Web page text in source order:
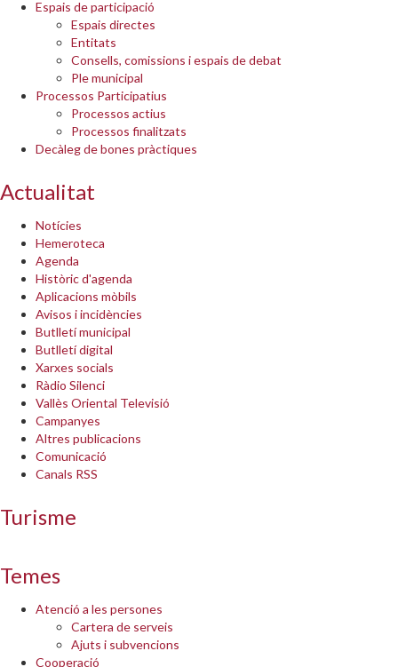
Espais de participació
Espais directes
Entitats
Consells, comissions i espais de debat
Ple municipal
Processos Participatius
Processos actius
Processos finalitzats
Decàleg de bones pràctiques
Actualitat
Notícies
Hemeroteca
Agenda
Històric d'agenda
Aplicacions mòbils
Avisos i incidències
Butlletí municipal
Butlletí digital
Xarxes socials
Ràdio Silenci
Vallès Oriental Televisió
Campanyes
Altres publicacions
Comunicació
Canals RSS
Turisme
Temes
Atenció a les persones
Cartera de serveis
Ajuts i subvencions
Cooperació